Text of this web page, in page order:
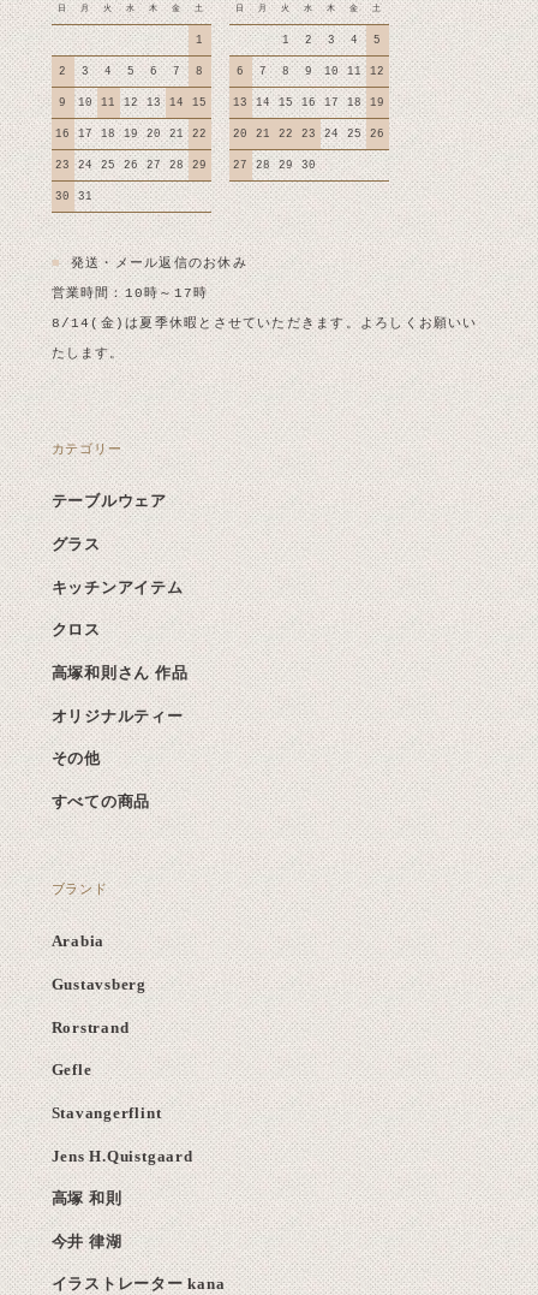
日 月 火 水 木 金 土
1
2 3 4 5 6 7 8
9 10 11 12 13 14 15
16 17 18 19 20 21 22
23 24 25 26 27 28 29
30 31
日 月 火 水 木 金 土
1 2 3 4 5
6 7 8 9 10 11 12
13 14 15 16 17 18 19
20 21 22 23 24 25 26
27 28 29 30
■発送・メール返信のお休み
営業時間：10時～17時
8/14(金)は夏季休暇とさせていただきます。よろしくお願いい
たします。
カテゴリー
テーブルウェア
グラス
キッチンアイテム
クロス
高塚和則さん 作品
オリジナルティー
その他
すべての商品
ブランド
Arabia
Gustavsberg
Rorstrand
Gefle
Stavangerflint
Jens H.Quistgaard
高塚 和則
今井 律湖
イラストレーター kana